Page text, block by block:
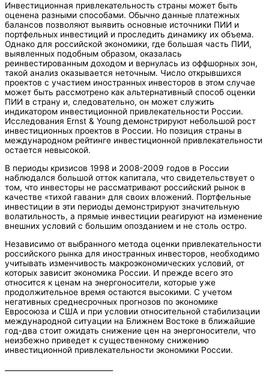
Инвестиционная привлекательность страны может быть
оценена разными способами. Обычно данные платежных
балансов позволяют выявить основные источники ПИИ и
портфельных инвестиций и проследить динамику их объема.
Однако для российской экономики, где большая часть ПИИ,
выявленных подобным образом, оказалась
реинвестированным доходом и вернулась из оффшорных зон,
такой анализ оказывается неточным. Число открывшихся
проектов с участием иностранных инвесторов в этом случае
может быть рассмотрено как альтернативный способ оценки
ПИИ в страну и, следовательно, он может служить
индикатором инвестиционной привлекательности России.
Исследования Ernst & Young демонстрируют небольшой рост
инвестиционных проектов в России. Но позиция страны в
международном рейтинге инвестиционной привлекательности
остается невысокой.
В периоды кризисов 1998 и 2008-2009 годов в России
наблюдался большой отток капитала, что свидетельствует о
том, что инвесторы не рассматривают российский рынок в
качестве «тихой гавани» для своих вложений. Портфельные
инвестиции в эти периоды демонстрируют значительную
волатильность, а прямые инвестиции реагируют на изменение
внешних условий с большим опозданием и не столь остро.
Независимо от выбранного метода оценки привлекательности
российского рынка для иностранных инвесторов, необходимо
учитывать изменчивость макроэкономических условий, от
которых зависит экономика России. И прежде всего это
относится к ценам на энергоносители, которые уже
продолжительное время остаются высокими. С учетом
негативных среднесрочных прогнозов по экономике
Евросоюза и США и при условии относительной стабилизации
международной ситуации на Ближнем Востоке в ближайшие
год-два стоит ожидать снижение цен на энергоносители, что
неизбежно приведет к существенному снижению
инвестиционной привлекательности экономики России.